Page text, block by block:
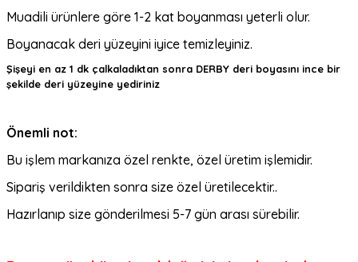
Muadili ürünlere göre 1-2 kat boyanması yeterli olur.
Boyanacak deri yüzeyini iyice temizleyiniz.
Şişeyi en az 1 dk çalkaladıktan sonra DERBY deri boyasını ince bir
şekilde deri yüzeyine yediriniz
Önemli not:
Bu işlem markanıza özel renkte, özel üretim işlemidir.
Sipariş verildikten sonra size özel üretilecektir..
Hazırlanıp size gönderilmesi 5-7 gün arası sürebilir.